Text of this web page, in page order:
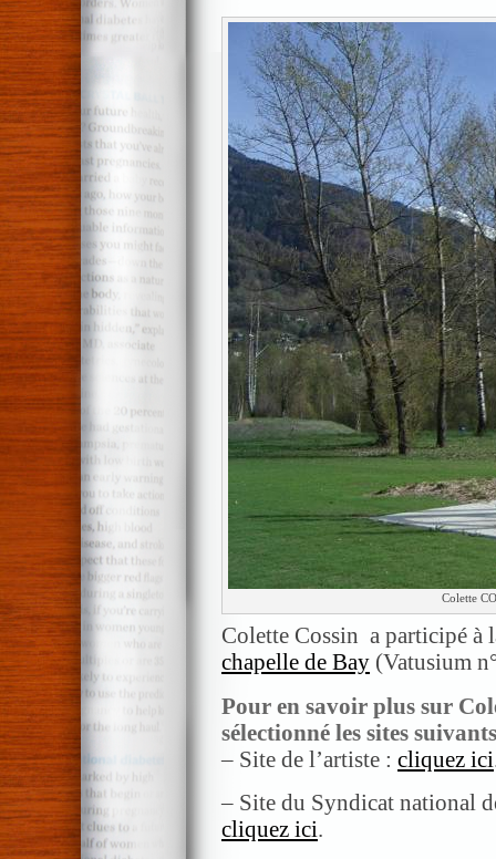
Colette
Colette Cossin a participé à
chapelle de Bay (Vatusium
Pour en savoir plus sur
sélectionné les sites
– Site de l’artiste : cliquez ici
– Site du Syndicat national
cliquez ici.